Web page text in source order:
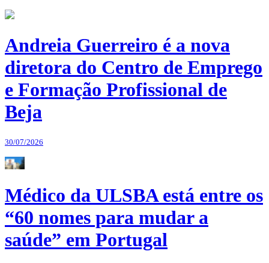
Andreia Guerreiro é a nova
diretora do Centro de Emprego
e Formação Profissional de
Beja
30/07/2026
Médico da ULSBA está entre os
“60 nomes para mudar a
saúde” em Portugal